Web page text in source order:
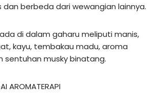
berbeda dari wewangian lainnya.
di dalam gaharu meliputi manis,
kayu, tembakau madu, aroma
sentuhan musky binatang.
AROMATERAPI